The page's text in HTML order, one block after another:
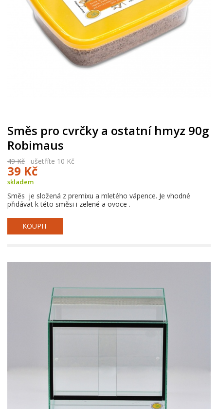
Směs pro cvrčky a ostatní hmyz 90g
Robimaus
49 Kč ušetříte 10 Kč
39 Kč
skladem
Směs je složená z premixu a mletého vápence. Je vhodné
přidávat k této směsi i zelené a ovoce .
KOUPIT